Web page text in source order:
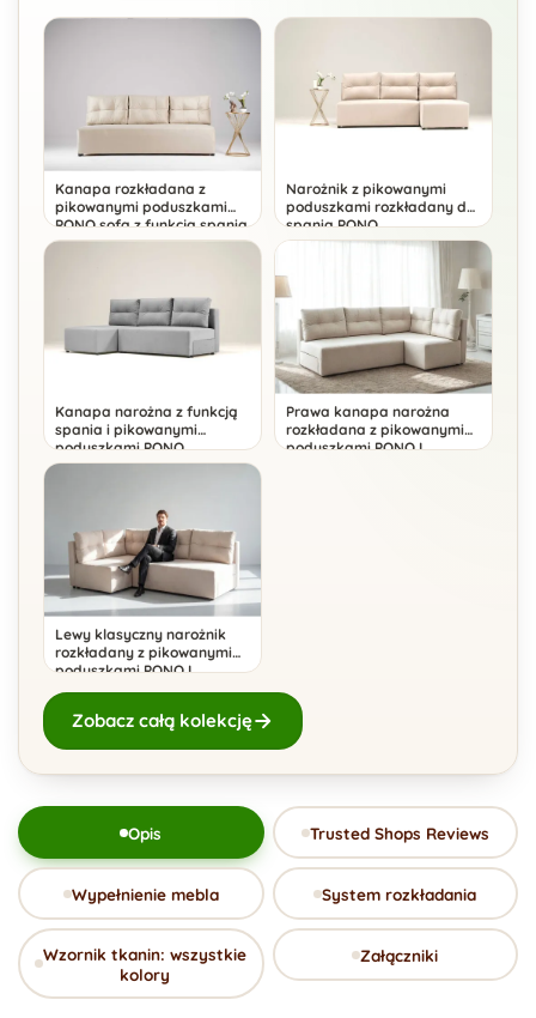
Kanapa rozkładana z
pikowanymi poduszkami
PONO sofa z funkcją spania
Narożnik z pikowanymi
poduszkami rozkładany do
spania PONO
Kanapa narożna z funkcją
spania i pikowanymi
poduszkami PONO
Prawa kanapa narożna
rozkładana z pikowanymi
poduszkami PONO L
Lewy klasyczny narożnik
rozkładany z pikowanymi
poduszkami PONO L
Zobacz całą kolekcję
Opis Trusted Shops Reviews
Wypełnienie mebla System rozkładania
Wzornik tkanin: wszystkie
kolory
Załączniki